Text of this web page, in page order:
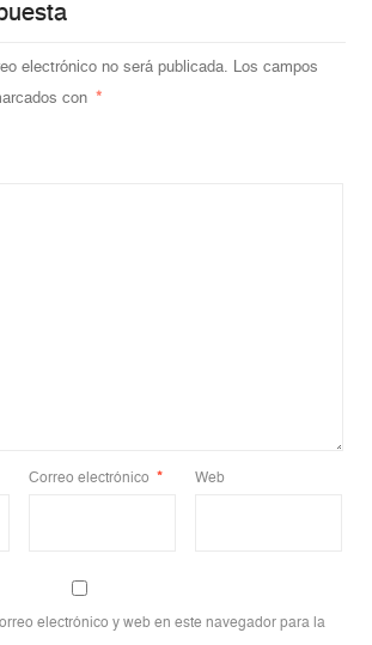
electrónico no será publicada. Los campos
con *
Correo electrónico * Web
electrónico y web en este navegador para la